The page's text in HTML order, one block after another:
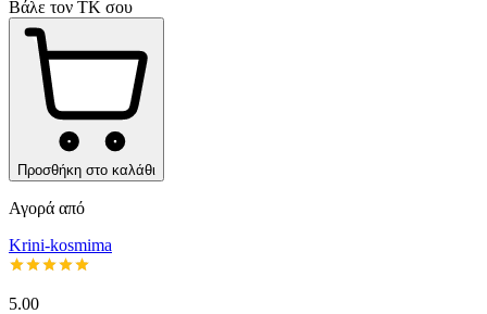
Βάλε τον ΤΚ σου
Προσθήκη στο καλάθι
Αγορά από
Krini-kosmima
5.00